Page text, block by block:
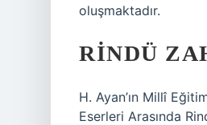
oluşmaktadır.
RINDÜ
H. Ayan’ın Millî
Eserleri Arasında